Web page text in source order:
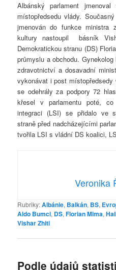
Albánský parlament
místopředsedu vlády.
jmenován do funkce ministra
kultury nastoupil básník
Demokratickou stranu (DS)
průmyslu a obchodu.
zdravotnictví a dosavadní
vykonávat i post
se odehrály za podpory 72
křesel v parlamentu poté,
integraci (LSI) se přidalo ve
straně před nadcházejícími
tvořila LSI s vládní DS koalici,
Veronika
Rubriky:Albánie, Balkán, BS,
Aldo Bumci, DS,Florian Mima,
Vishar Zhiti
Podle údajů